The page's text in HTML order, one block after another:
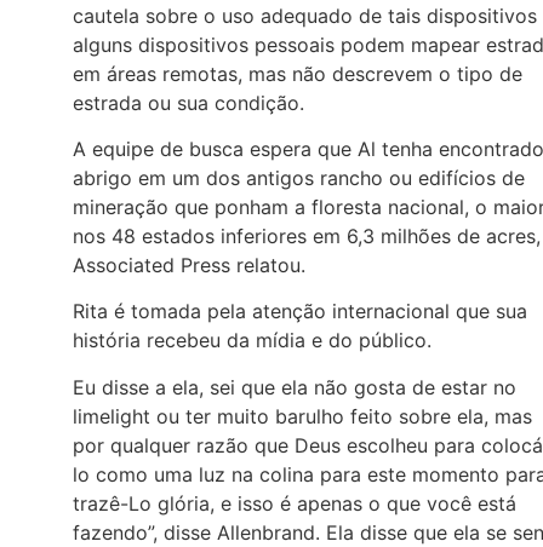
cautela sobre o uso adequado de tais dispositivos
alguns dispositivos pessoais podem mapear
em áreas remotas, mas não descrevem o tipo de
estrada ou sua condição.
A equipe de busca espera que Al tenha encontrado
abrigo em um dos antigos rancho ou edifícios de
mineração que ponham a floresta nacional, o
nos 48 estados inferiores em 6,3 milhões de
Associated Press relatou.
Rita é tomada pela atenção internacional que sua
história recebeu da mídia e do público.
Eu disse a ela, sei que ela não gosta de estar no
limelight ou ter muito barulho feito sobre ela, mas
por qualquer razão que Deus escolheu para
lo como uma luz na colina para este momento
trazê-Lo glória, e isso é apenas o que você está
fazendo”, disse Allenbrand. Ela disse que ela se